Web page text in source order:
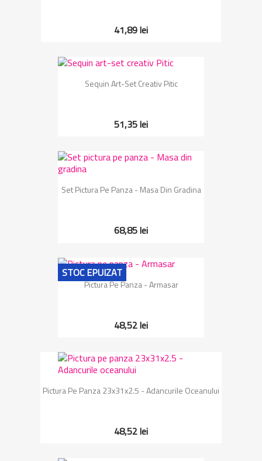
41,89 lei
Sequin Art-Set Creativ Pitic
51,35 lei
Set Pictura Pe Panza - Masa Din Gradina
68,85 lei
Pictura Pe Panza - Armasar
48,52 lei
STOC EPUIZAT
Pictura Pe Panza 23x31x2.5 - Adancurile Oceanului
48,52 lei